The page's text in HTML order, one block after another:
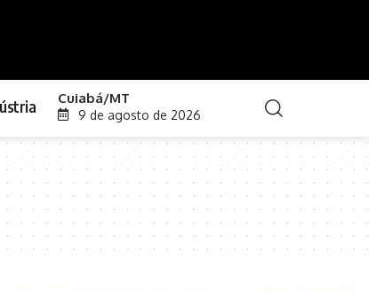
Cuiabá/MT
9 de agosto de 2026